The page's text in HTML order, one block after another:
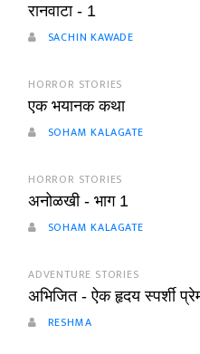
रानवाटा - 1
SACHIN KAWADE
HORROR STORIES
एक भयानक कथा
SOHAM KALAGATE
HORROR STORIES
अनोळखी - भाग 1
SOHAM KALAGATE
ADVENTURE STORIES
अभिजित - ऐक हृदय स्पर्शी
RESHMA